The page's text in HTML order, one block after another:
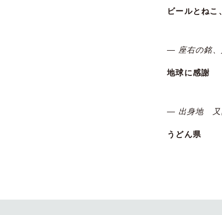
ビールとねこ
― 座右の銘、
地球に感謝
― 出身地 又
うどん県